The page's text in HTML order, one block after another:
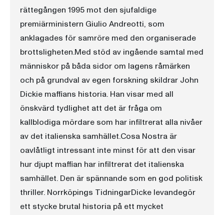
rättegången 1995 mot den sjufaldige
premiärministern Giulio Andreotti, som
anklagades för samröre med den organiserade
brottsligheten.Med stöd av ingående samtal med
människor på båda sidor om lagens råmärken
och på grundval av egen forskning skildrar John
Dickie maffians historia. Han visar med all
önskvärd tydlighet att det är fråga om
kallblodiga mördare som har infiltrerat alla nivåer
av det italienska samhället.Cosa Nostra är
oavlåtligt intressant inte minst för att den visar
hur djupt maffian har infiltrerat det italienska
samhället. Den är spännande som en god politisk
thriller. Norrköpings TidningarDicke levandegör
ett stycke brutal historia på ett mycket